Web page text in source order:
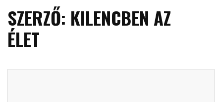
SZERZŐ: KILENCBEN AZ
ÉLET